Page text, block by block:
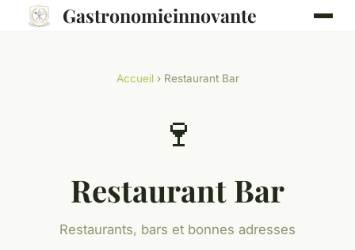
Gastronomieinnovante
Accueil› Restaurant Bar
🍷
Restaurant Bar
Restaurants, bars et bonnes adresses